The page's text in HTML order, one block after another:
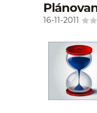
16-11-2011